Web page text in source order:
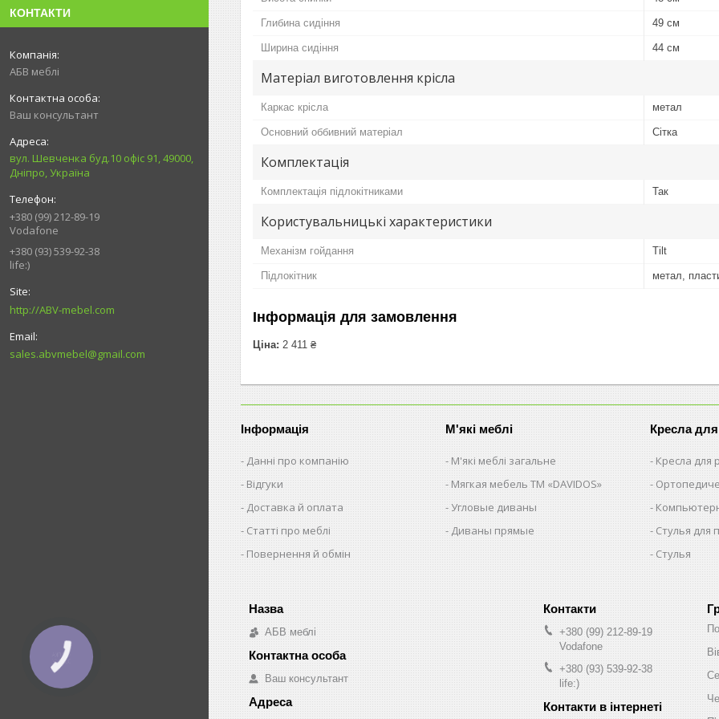
КОНТАКТИ
АБВ меблі
Ваш консультант
вул. Шевченка буд.10 офіс 91, 49000,
Дніпро, Україна
+380 (99) 212-89-19
Vodafone
+380 (93) 539-92-38
life:)
http://ABV-mebel.com
sales.abvmebel@gmail.com
Глибина сидіння 49 см
Ширина сидіння 44 см
Матеріал виготовлення крісла
Каркас крісла метал
Основний оббивний матеріал Сітка
Комплектація
Комплектація підлокітниками Так
Користувальницькі характеристики
Механізм гойдання Tilt
Підлокітник метал,
Інформація для замовлення
Ціна: 2 411 ₴
Інформація
Данні про компанію
Відгуки
Доставка й оплата
Статті про меблі
Повернення й обмін
М'які меблі
М'які меблі загальне
Мягкая мебель ТМ «DAVIDOS»
Угловые диваны
Диваны прямые
Кресла
Кресла для
Стулья для
Стулья
АБВ меблі
Ваш консультант
+380 (99) 212-89-19
Vodafone
+380 (93) 539-92-38
life:)
КНОПКА
ЗВ'ЯЗКУ